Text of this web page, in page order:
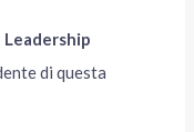
di questa